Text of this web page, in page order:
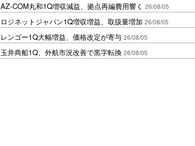
AZ-COM丸和1Q増収減益、拠点再編費用響く 26/08/05
ロジネットジャパン1Q増収増益、取扱量増加 26/08/05
レンゴー1Q大幅増益、価格改定が寄与 26/08/05
玉井商船1Q、外航市況改善で黒字転換 26/08/05